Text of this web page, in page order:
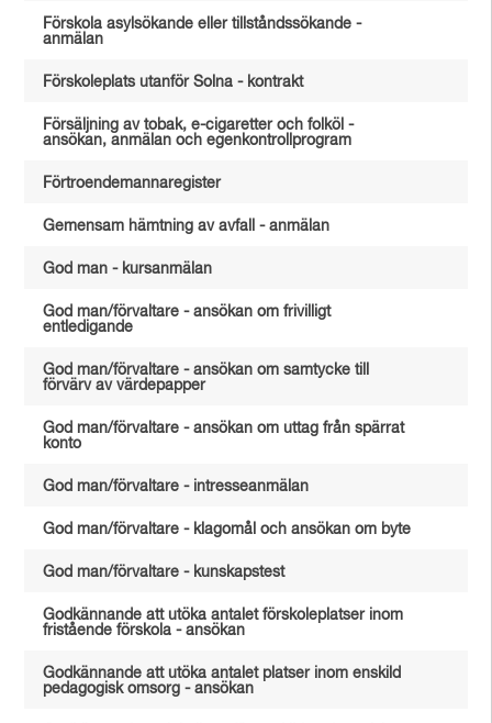
Förskola asylsökande eller tillståndssökande -
anmälan
Förskoleplats utanför Solna - kontrakt
Försäljning av tobak, e-cigaretter och folköl -
ansökan, anmälan och egenkontrollprogram
Förtroendemannaregister
Gemensam hämtning av avfall - anmälan
God man - kursanmälan
God man/förvaltare - ansökan om frivilligt
entledigande
God man/förvaltare - ansökan om samtycke till
förvärv av värdepapper
God man/förvaltare - ansökan om uttag från spärrat
konto
God man/förvaltare - intresseanmälan
God man/förvaltare - klagomål och ansökan om byte
God man/förvaltare - kunskapstest
Godkännande att utöka antalet förskoleplatser inom
fristående förskola - ansökan
Godkännande att utöka antalet platser inom enskild
pedagogisk omsorg - ansökan